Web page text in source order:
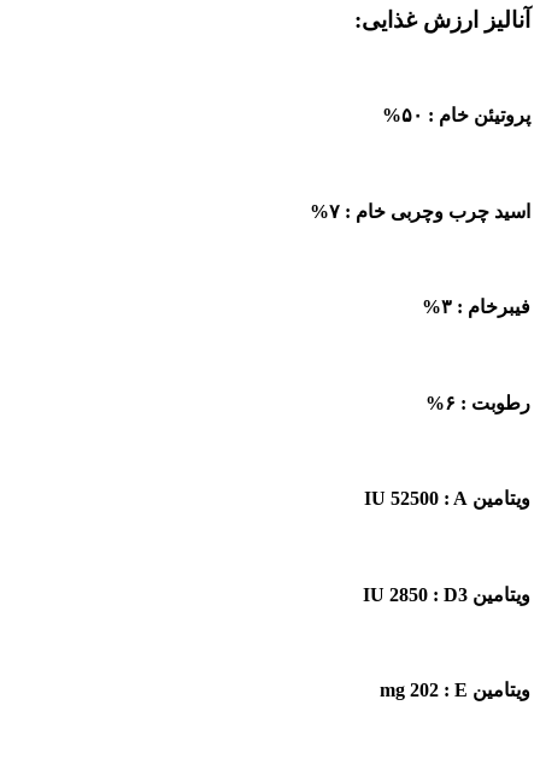
آنالیز ارزش غذایی:
پروتیئن خام : ۵۰%
اسید چرب وچربی خام : ۷%
فیبرخام : ۳%
رطوبت : ۶%
ویتامین IU 52500 : A
ویتامین IU 2850 : D3
ویتامین mg 202 : E